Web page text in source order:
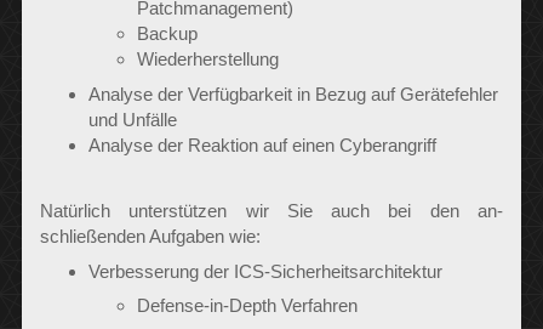
Patchmanagement)
Backup
Wiederherstellung
Analyse der Verfügbarkeit in Bezug auf Gerätefehler
und Unfälle
Analyse der Reaktion auf einen Cyberangriff
Natürlich unterstützen wir Sie auch bei den an-
schließenden Aufgaben wie:
Verbesserung der ICS-Sicherheits­architektur
Defense-in-Depth Verfahren